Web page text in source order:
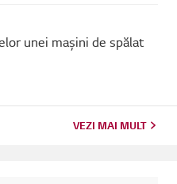
unei mașini de spălat
VEZI MAI MULT